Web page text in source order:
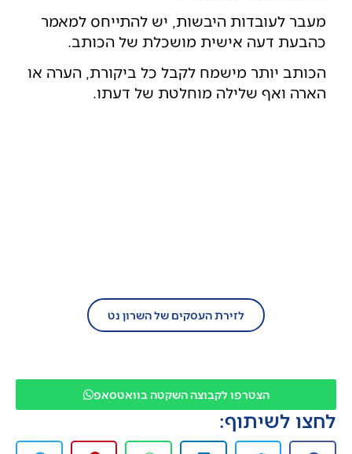
מעבר לעובדות היבשות, יש להתייחס למאמר
כהבעת דעה אישית מושכלת של הכותב.
הכותב יותר מישמח לקבל כל ביקורת, הערה או
הארה ואף שלילה מוחלטת של דעתו.
לזירת העסקים של השרון נט
הצטרפו לקבוצה השקטה בוואטסאפ
לחצו לשיתוף: